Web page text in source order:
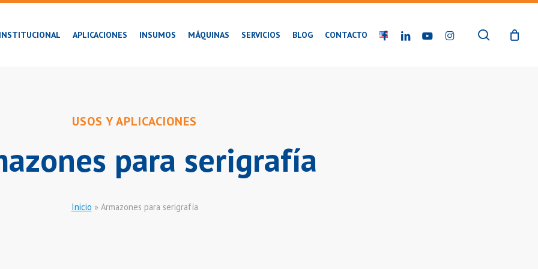
INSTITUCIONAL APLICACIONES INSUMOS MÁQUINAS SERVICIOS BLOG CONTACTO FACEBOOKLINKEDINYOUTUBEINSTAGRAM buscar
USOS Y APLICACIONES
para serigrafía
Inicio » Armazones para serigrafía